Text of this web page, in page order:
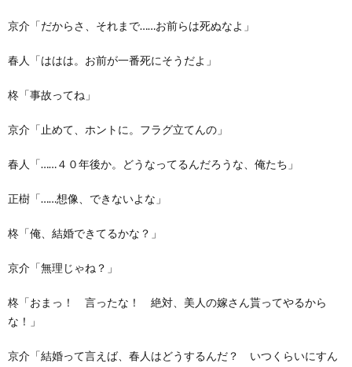
京介「だからさ、それまで……お前らは死ぬなよ」
春人「ははは。お前が一番死にそうだよ」
柊「事故ってね」
京介「止めて、ホントに。フラグ立てんの」
春人「……４０年後か。どうなってるんだろうな、俺たち」
正樹「……想像、できないよな」
柊「俺、結婚できてるかな？」
京介「無理じゃね？」
柊「おまっ！ 言ったな！ 絶対、美人の嫁さん貰ってやるから
な！」
京介「結婚って言えば、春人はどうするんだ？ いつくらいにすん